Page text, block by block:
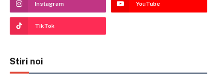
Instagram YouTube
TikTok
Stiri noi